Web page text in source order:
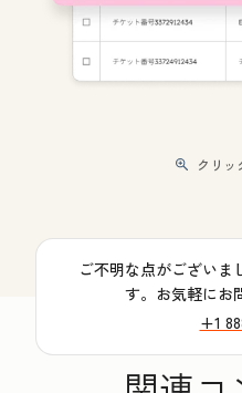
クリッ
ご不明な点がございま
す。お気軽にお
+1